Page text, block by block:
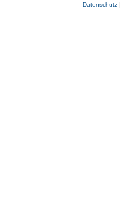
Datenschutz|